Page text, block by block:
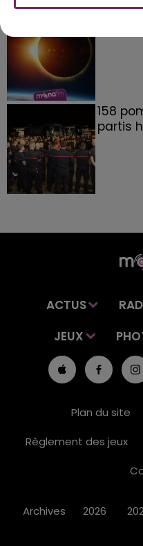
158
partis
ACTUS
JEUX
Plan du site
Règlement des jeux
Archives 2026